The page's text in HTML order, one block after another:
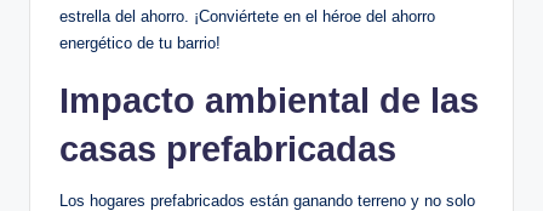
estrella del ahorro. ¡Conviértete en el héroe del ahorro
energético de tu barrio!
Impacto ambiental de las
casas prefabricadas
Los hogares prefabricados están ganando terreno y no solo